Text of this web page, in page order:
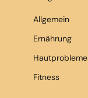
Allgemein
Ernährung
Hautprobleme
Fitness